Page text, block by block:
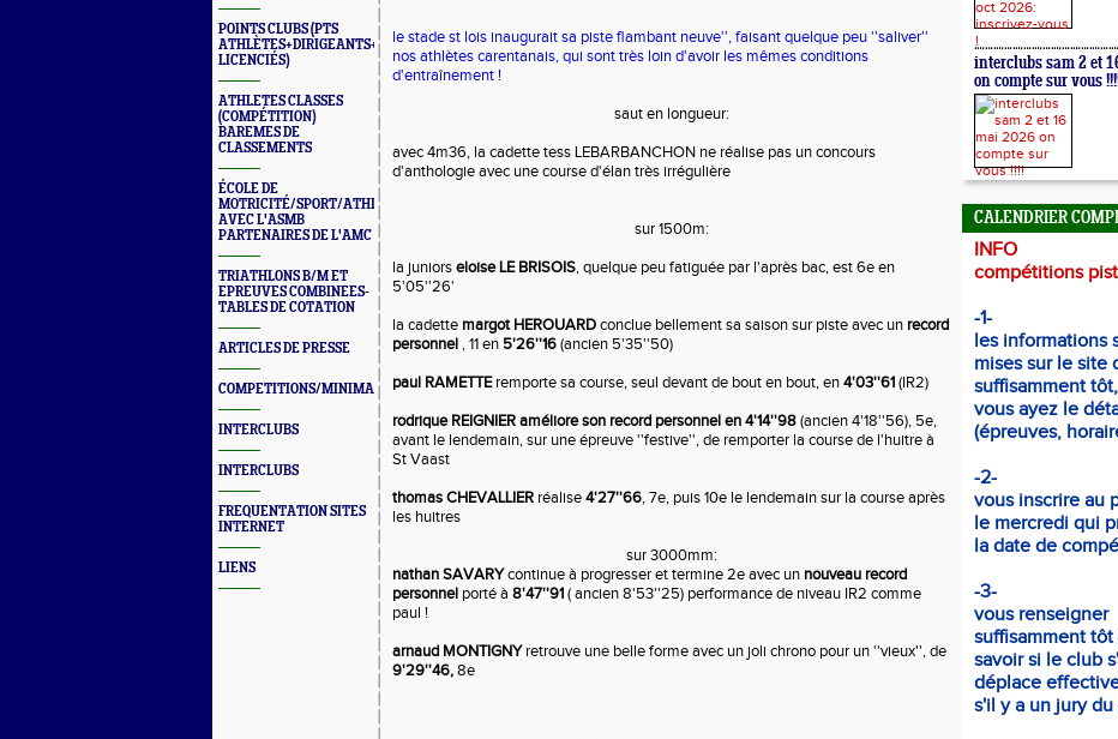
POINTS CLUBS (PTS
ATHLÈTES+DIRIGEANTS+BONUS
LICENCIÉS)
ATHLETES CLASSES
(COMPÉTITION)
BAREMES DE
CLASSEMENTS
ÉCOLE DE
MOTRICITÉ/SPORT/ATHLÉ
AVEC L'ASMB
PARTENAIRES DE L'AMC
TRIATHLONS B/M ET
EPREUVES COMBINEES-
TABLES DE COTATION
ARTICLES DE PRESSE
COMPETITIONS/MINIMAS/MEETINGS/ENGAGES
INTERCLUBS
INTERCLUBS
FREQUENTATION SITES
INTERNET
LIENS
le stade st lois inaugurait sa piste flambant neuve'', faisant quelque peu ''saliver''
nos athlètes carentanais, qui sont très loin d'avoir les mêmes conditions
d'entraînement !
saut en longueur:
avec 4m36, la cadette tess LEBARBANCHON ne réalise pas un concours
d'anthologie avec une course d'élan très irrégulière
sur 1500m:
la juniorseloise LE BRISOIS, quelque peu fatiguée par l'après bac, est 6e en
5'05''26'
la cadette margot HEROUARDconclue bellement sa saison sur piste avec un record
personnel , 11 en 5'26''16(ancien 5'35''50)
paul RAMETTEremporte sa course, seul devant de bout en bout, en4'03''61(IR2)
rodrique REIGNIER améliore son record personnel en 4'14''98(ancien 4'18''56), 5e,
avant le lendemain, sur une épreuve ''festive'', de remporter la course de l'huitre à
St Vaast
thomas CHEVALLIER réalise4'27''66, 7e, puis 10e le lendemain sur la course après
les huitres
sur 3000mm:
nathan SAVARYcontinue à progresser et termine 2e avec un nouveau record
personnel porté à 8'47''91( ancien 8'53''25) performance de niveau IR2 comme
paul !
arnaud MONTIGNYretrouve une belle forme avec un joli chrono pour un ''vieux'', de
9'29''46,8e
interclubs sam 2 et
on compte sur vous
CALENDRIER
INFO
compétitions
-1-
les informations
mises sur le site
suffisamment
vous ayez le
(épreuves,
-2-
vous inscrire au
le mercredi qui
la date de
-3-
vous renseigner
suffisamment tôt
savoir si le club
déplace
s'il y a un jury